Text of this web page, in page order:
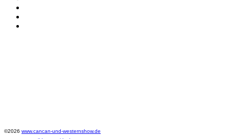
©2026 www.cancan-und-westernshow.de